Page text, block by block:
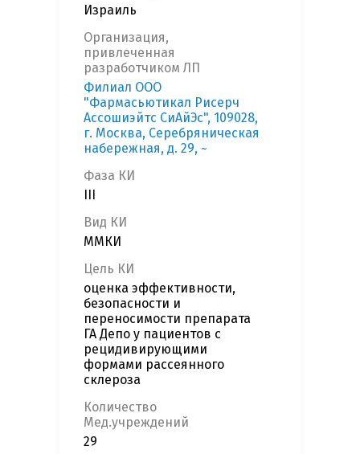
Израиль
Организация,
привлеченная
разработчиком ЛП
Филиал ООО
"Фармасьютикал Рисерч
Ассошиэйтс СиАйЭс", 109028,
г. Москва, Серебряническая
набережная, д. 29, ~
Фаза КИ
Вид КИ
ММКИ
Цель КИ
оценка эффективности,
безопасности и
переносимости препарата
ГА Депо у пациентов с
рецидивирующими
формами рассеянного
склероза
Количество
Мед.учреждений
29